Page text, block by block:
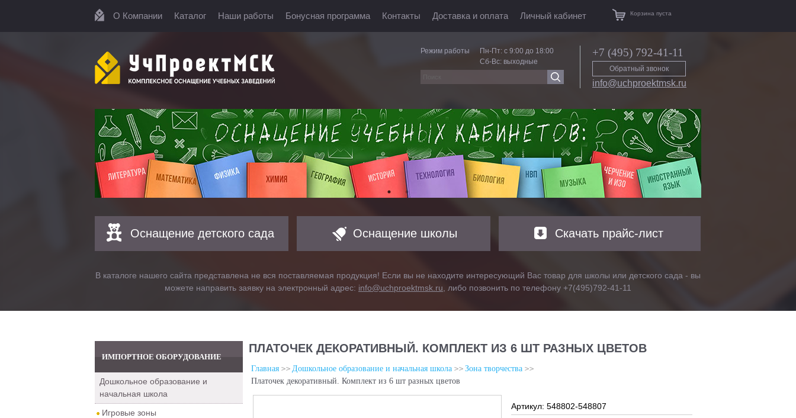
О Компании Каталог Наши работы Бонусная программа Контакты Доставка и оплата Личный кабинет Корзина пуста
Режим работы
Пн-Пт: с 9:00 до 18:00
Сб-Вс: выходные
+7 (495) 792-41-11
Обратный звонок
info@uchproektmsk.ru
Оснащение детского сада Оснащение школы Скачать прайс-лист
В каталоге нашего сайта представлена не вся поставляемая продукция! Если вы не находите интересующий Вас товар для школы или детского сада - вы
можете направить заявку на электронный адрес: info@uchproektmsk.ru , либо позвонить по телефону +7(495)792-41-11
ИМПОРТНОЕ ОБОРУДОВАНИЕ
Дошкольное образование и
начальная школа
Игровые зоны
ПЛАТОЧЕК ДЕКОРАТИВНЫЙ. КОМПЛЕКТ ИЗ 6 ШТ РАЗНЫХ ЦВЕТОВ
Главная Дошкольное образование и начальная школа
Зона творчества
Платочек декоративный. Комплект из 6 шт разных цветов
Артикул: 548802-548807